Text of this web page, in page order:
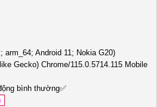
arm_64; Android 11; Nokia G20)
Gecko) Chrome/115.0.5714.115 Mobile
bình thường✅